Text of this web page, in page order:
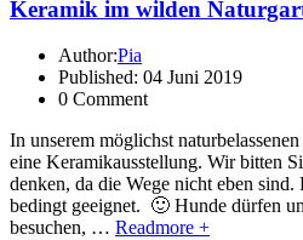
Keramik im wilden
Author:Pia
Published: 04 Juni 2019
0 Comment
In unserem möglichst
eine Keramikausstellung. Wir bitten
denken, da die Wege nicht eben
bedingt geeignet. 🙂 Hunde dürfen
besuchen, … Readmore +